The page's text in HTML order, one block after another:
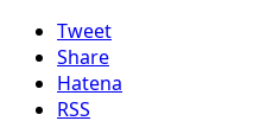
Tweet
Share
Hatena
RSS